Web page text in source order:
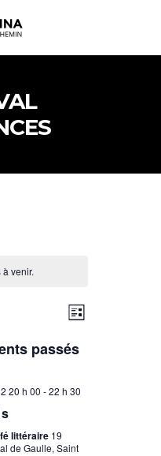
à venir.
PAR
DE
ÉVÈNEMENT
Liste
passés
20 h 00 -22 h 30
littéraire 19
de Gaulle, Saint